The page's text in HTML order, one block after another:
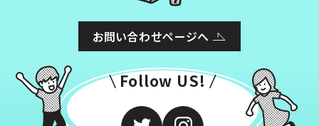
お問い合わせページへ
Follow US!